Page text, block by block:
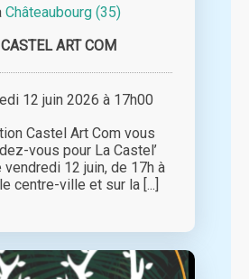
Châteaubourg (35)
CASTEL ART COM
12 juin 2026 à 17h00
Castel Art Com vous
vous pour La Castel’
vendredi 12 juin, de 17h à
centre-ville et sur la [...]